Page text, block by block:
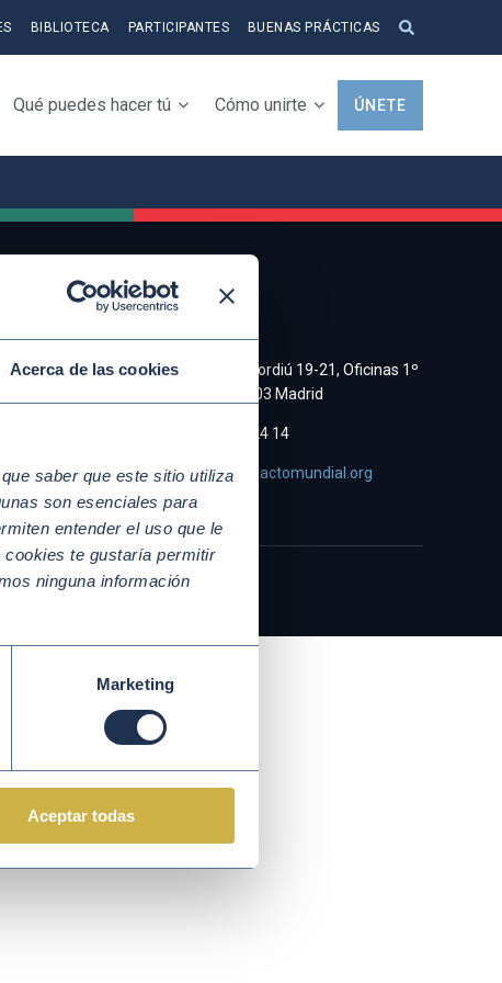
Acerca de las cookies
saber que este sitio utiliza
son esenciales para
entender el uso que le
cookies te gustaría permitir
ninguna información
Marketing
Aceptar todas
BIBLIOTECA PARTICIPANTES BUENAS PRÁCTICAS
Qué puedes hacer tú Cómo unirte ÚNETE
C/ Cristobal Bordiú 19-21, Oficinas 1º
Derecha, 28003 Madrid
(+34)91 745 24 14
asociacion@pactomundial.org